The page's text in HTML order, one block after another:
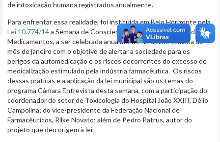
de intoxicação humana registrados anualmente.
Para enfrentar essa realidade, foi instituída em Belo Horizonte pela
Lei 10.774/14a Semana de Conscientização contra o Abuso de
Medicamentos, a ser celebrada anualmente na última semana do
mês de janeiro com o objetivo de alertar a sociedade para os
perigos da automedicação e os riscos decorrentes do excesso de
medicalização estimulado pela indústria farmacêutica. Os riscos
dessas práticas e a aplicação da lei municipal são os temas do
programa Câmara Entrevista desta semana, com a participação do
coordenador do setor de Toxicologia do Hospital João XXIII, Délio
Campolina; do vice-presidente da Federação Nacional de
Farmacêuticos, Rilke Novato; além de Pedro Patrus, autor do
projeto que deu origem à lei.